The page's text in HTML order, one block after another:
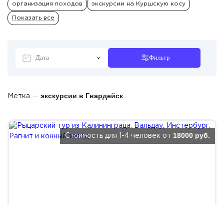
организация походов экскурсии на Куршскую косу
Показать все
Фильтр
Метка — экскурсии в Гвардейск
Стоимость для 1-4 человек от 18000 руб.